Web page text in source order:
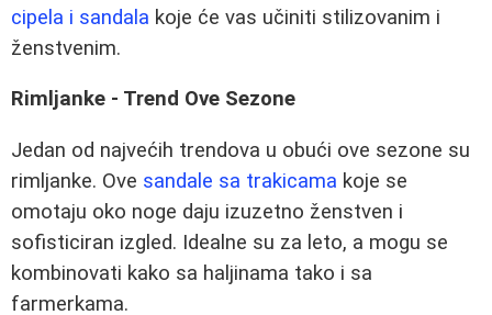
cipela i sandala koje će vas učiniti stilizovanim i
ženstvenim.
Rimljanke - Trend Ove Sezone
Jedan od najvećih trendova u obući ove sezone su
rimljanke. Ove sandale sa trakicama koje se
omotaju oko noge daju izuzetno ženstven i
sofisticiran izgled. Idealne su za leto, a mogu se
kombinovati kako sa haljinama tako i sa
farmerkama.